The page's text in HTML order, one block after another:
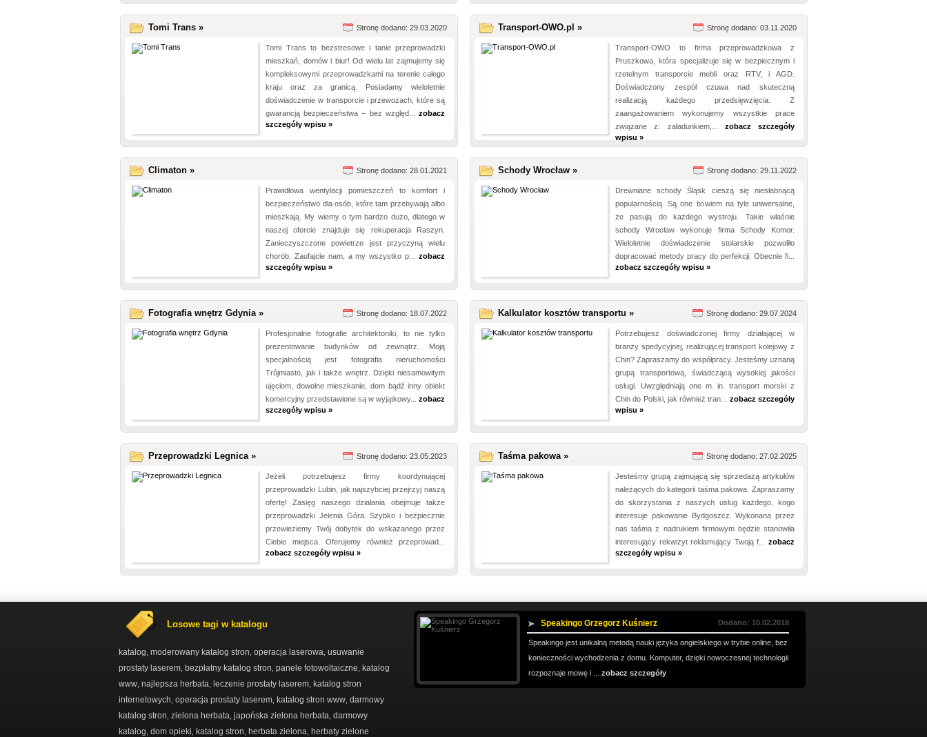
Tomi Trans » Stronę dodano: 29.03.2020
Tomi Trans to bezstresowe i tanie przeprowadzki
mieszkań, domów i biur! Od wielu lat zajmujemy się
kompleksowymi przeprowadzkami na terenie całego
kraju oraz za granicą. Posiadamy wieloletnie
doświadczenie w transporcie i przewozach, które są
gwarancją bezpieczeństwa – bez względ... zobacz
szczegóły wpisu »
Transport-OWO.pl » Stronę dodano: 03.11.2020
Transport-OWO to firma przeprowadzkowa z
Pruszkowa, która specjalizuje się w bezpiecznym i
rzetelnym transporcie mebli oraz RTV, i AGD.
Doświadczony zespół czuwa nad skuteczną
realizacją każdego przedsięwzięcia. Z
zaangażowaniem wykonujemy wszystkie prace
związane z: załadunkiem,... zobacz szczegóły
wpisu »
Climaton » Stronę dodano: 28.01.2021
Prawidłowa wentylacji pomieszczeń to komfort i
bezpieczeństwo dla osób, które tam przebywają albo
mieszkają. My wiemy o tym bardzo dużo, dlatego w
naszej ofercie znajduje się rekuperacja Raszyn.
Zanieczyszczone powietrze jest przyczyną wielu
chorób. Zaufajcie nam, a my wszystko p... zobacz
szczegóły wpisu »
Schody Wrocław » Stronę dodano: 29.11.2022
Drewniane schody Śląsk cieszą się niesłabnącą
popularnością. Są one bowiem na tyle uniwersalne,
że pasują do każdego wystroju. Takie właśnie
schody Wrocław wykonuje firma Schody Komor.
Wieloletnie doświadczenie stolarskie pozwoliło
dopracować metody pracy do perfekcji. Obecnie fi...
zobacz szczegóły wpisu »
Fotografia wnętrz Gdynia » Stronę dodano: 18.07.2022
Profesjonalne fotografie architektoniki, to nie tylko
prezentowanie budynków od zewnątrz. Moją
specjalnością jest fotografia nieruchomości
Trójmiasto, jak i także wnętrz. Dzięki niesamowitym
ujęciom, dowolne mieszkanie, dom bądź inny obiekt
komercyjny przedstawione są w wyjątkowy... zobacz
szczegóły wpisu »
Kalkulator kosztów transportu » Stronę dodano: 29.07.2024
Potrzebujesz doświadczonej firmy działającej w
branży spedycyjnej, realizującej transport kolejowy z
Chin? Zapraszamy do współpracy. Jesteśmy uznaną
grupą transportową, świadczącą wysokiej jakości
usługi. Uwzględniają one m. in. transport morski z
Chin do Polski, jak również tran... zobacz szczegóły
wpisu »
Przeprowadzki Legnica » Stronę dodano: 23.05.2023
Jeżeli potrzebujesz firmy koordynującej
przeprowadzki Lubin, jak najszybciej przejrzyj naszą
ofertę! Zasięg naszego działania obejmuje także
przeprowadzki Jelenia Góra. Szybko i bezpiecznie
przewieziemy Twój dobytek do wskazanego przez
Ciebie miejsca. Oferujemy również przeprowad...
zobacz szczegóły wpisu »
Taśma pakowa » Stronę dodano: 27.02.2025
Jesteśmy grupą zajmującą się sprzedażą artykułów
należących do kategorii taśma pakowa. Zapraszamy
do skorzystania z naszych usług każdego, kogo
interesuje pakowanie Bydgoszcz. Wykonana przez
nas taśma z nadrukiem firmowym będzie stanowiła
interesujący rekwizyt reklamujący Twoją f... zobacz
szczegóły wpisu »
Losowe tagi w katalogu
katalog moderowany katalog stron operacja laserowa usuwanie
prostaty laserem bezpłatny katalog stron panele fotowoltaiczne
katalog
www najlepsza herbata leczenie prostaty laserem katalog stron
internetowych operacja prostaty laserem katalog stron www darmowy
katalog stron zielona herbata japońska zielona herbata darmowy
katalog dom opieki katalog stron herbata zielona herbaty zielone
Speakingo Grzegorz Kuśnierz Dodano: 10.02.2018
Speakingo jest unikalną metodą nauki języka angielskiego w trybie online, bez
konieczności wychodzenia z domu. Komputer, dzięki nowoczesnej technologii
rozpoznaje mowę i ... zobacz szczegóły